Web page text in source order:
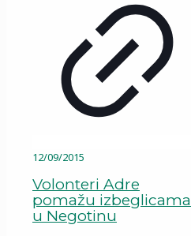
12/09/2015
Volonteri Adre
pomažu izbeglicama
u Negotinu